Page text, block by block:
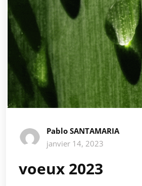
Pablo SANTAMARIA
janvier 14, 2023
voeux 2023